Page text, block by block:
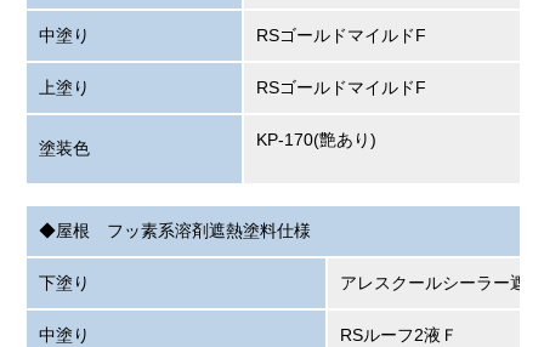
中塗り RSゴールドマイルドF
上塗り RSゴールドマイルドF
塗装色 KP-170(艶あり)
◆屋根 フッ素系溶剤遮熱塗料仕様
下塗り アレスクールシーラー遮熱
中塗り RSルーフ2液Ｆ